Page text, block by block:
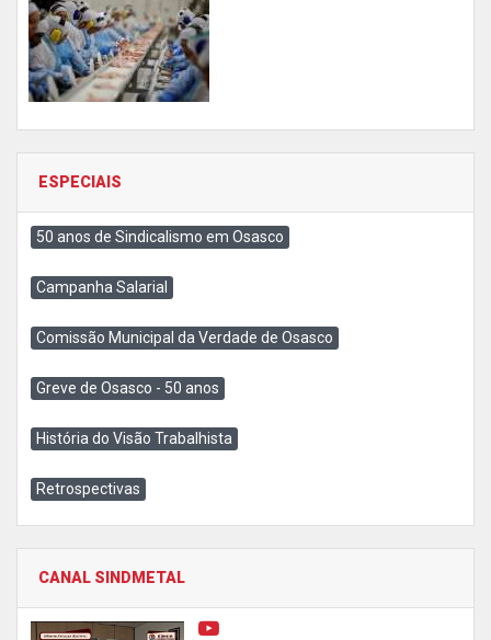
ESPECIAIS
50 anos de Sindicalismo em Osasco
Campanha Salarial
Comissão Municipal da Verdade de Osasco
Greve de Osasco - 50 anos
História do Visão Trabalhista
Retrospectivas
CANAL SINDMETAL